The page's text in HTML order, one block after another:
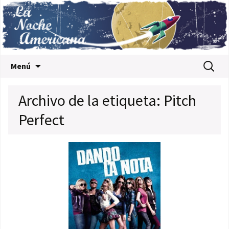
Menú Buscar:
Archivo de la etiqueta: Pitch
Perfect